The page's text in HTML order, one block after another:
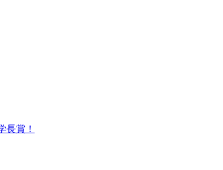
賞！